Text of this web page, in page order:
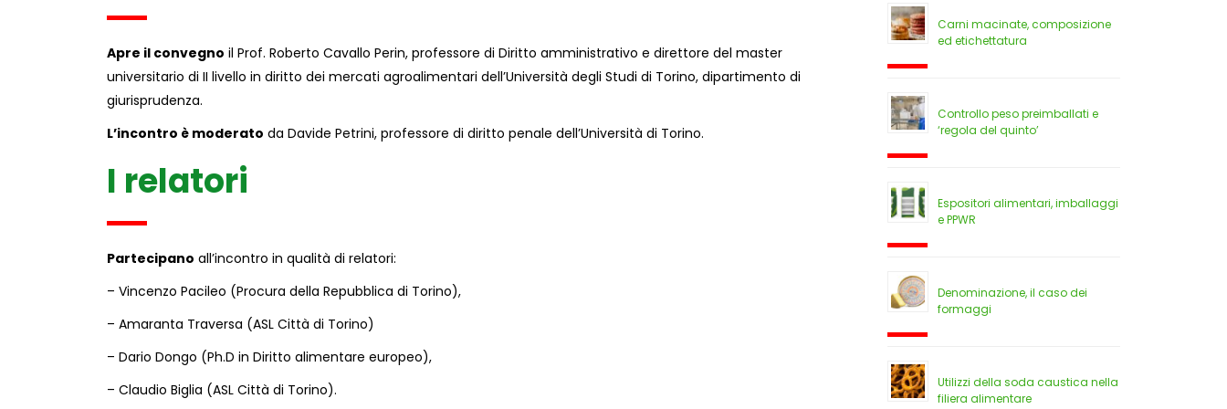
Apre il convegno il Prof. Roberto Cavallo Perin, professore di Diritto amministrativo e direttore del master
universitario di II livello in diritto dei mercati agroalimentari dell’Università degli Studi di Torino, dipartimento di
giurisprudenza.
L’incontro è moderato da Davide Petrini, professore di diritto penale dell’Università di Torino.
I relatori
Partecipano all’incontro in qualità di relatori:
– Vincenzo Pacileo (Procura della Repubblica di Torino),
– Amaranta Traversa (ASL Città di Torino)
– Dario Dongo (Ph.D in Diritto alimentare europeo),
– Claudio Biglia (ASL Città di Torino).
Carni macinate, composizione
ed etichettatura
Controllo peso preimballati e
‘regola del quinto’
Espositori alimentari, imballaggi
e PPWR
Denominazione, il caso dei
formaggi
Utilizzi della soda caustica nella
filiera alimentare